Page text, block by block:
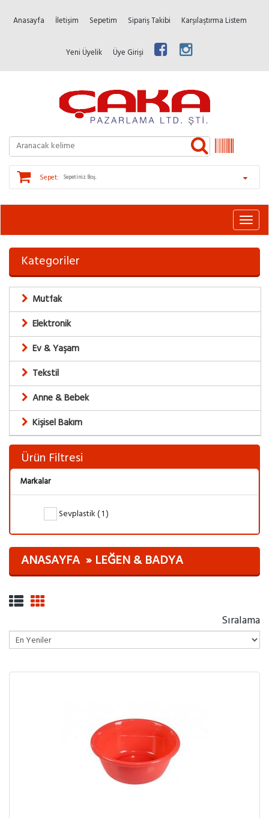
Anasayfa İletişim Sepetim Sipariş Takibi Karşılaştırma Listem
Yeni Üyelik Üye Girişi
Sepet: Sepetiniz Boş.
Kategoriler
Mutfak
Elektronik
Ev & Yaşam
Tekstil
Anne & Bebek
Kişisel Bakım
Ürün Filtresi
Markalar
Sevplastik ( 1 )
ANASAYFA LEĞEN & BADYA
Sıralama